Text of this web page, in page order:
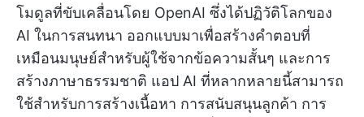
โมดูลที่ขับเคลื่อนโดย OpenAI ซึ่งได้ปฏิวัติโลกของ
AI ในการสนทนา ออกแบบมาเพื่อสร้างคำตอบที่
เหมือนมนุษย์สำหรับผู้ใช้จากข้อความสั้นๆ และการ
สร้างภาษาธรรมชาติ แอป AI ที่หลากหลายนี้สามารถ
ใช้สำหรับการสร้างเนื้อหา การสนับสนุนลูกค้า การ